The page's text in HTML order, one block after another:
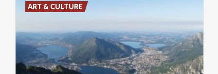
ART & CULTURE